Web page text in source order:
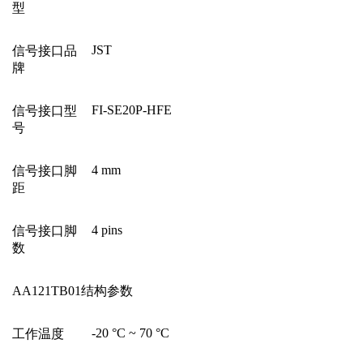
型
信号接口品
牌
JST
信号接口型
号
FI-SE20P-HFE
信号接口脚
距
4 mm
信号接口脚
数
4 pins
AA121TB01结构参数
工作温度 -20 °C ~ 70 °C